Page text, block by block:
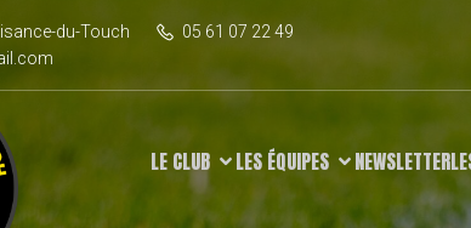
du-Touch
05 61 07 22 49
LE CLUB LES ÉQUIPES NEWSLETTER